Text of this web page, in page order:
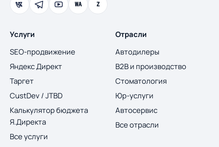
WA Z
Услуги
SEO-продвижение
Яндекс Директ
Таргет
CustDev / JTBD
Калькулятор бюджета
Я.Директа
Все услуги
Отрасли
Автодилеры
B2B и производство
Стоматология
Юр-услуги
Автосервис
Все отрасли